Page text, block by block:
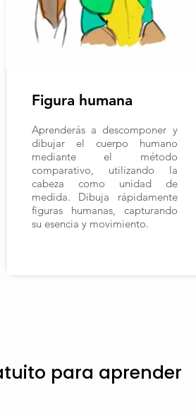
Figura humana
Aprenderás a descomponer y
dibujar el cuerpo humano
mediante el método
comparativo, utilizando la
cabeza como unidad de
medida. Dibuja rápidamente
figuras humanas, capturando
su esencia y movimiento.
para aprender